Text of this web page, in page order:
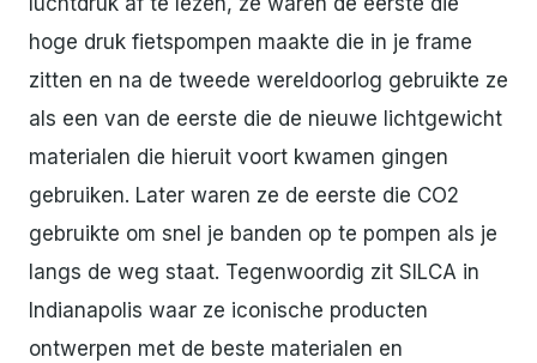
hoge druk fietspompen maakte die in je frame
zitten en na de tweede wereldoorlog gebruikte ze
als een van de eerste die de nieuwe lichtgewicht
materialen die hieruit voort kwamen gingen
gebruiken. Later waren ze de eerste die CO2
gebruikte om snel je banden op te pompen als je
langs de weg staat. Tegenwoordig zit SILCA in
Indianapolis waar ze iconische producten
ontwerpen met de beste materialen en